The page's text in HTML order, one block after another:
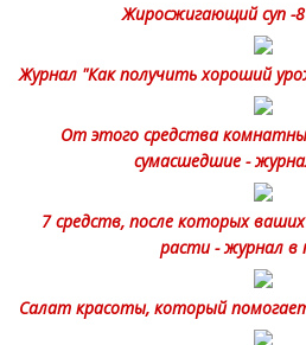
Жиросжигающий суп -8
Журнал "Как получить хороший
От этого средства
сумасшедшие -
7 средств, после которых
расти - журнал в
Салат красоты, который